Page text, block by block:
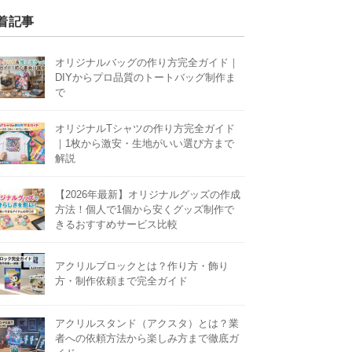
記事
オリジナルバッグの作り方完全ガイド｜
DIYからプロ品質のトートバッグ制作ま
で
オリジナルTシャツの作り方完全ガイド
｜1枚から激安・生地がいい選び方まで
解説
【2026年最新】オリジナルグッズの作成
方法！個人で1個から安くグッズ制作で
きるおすすめサービス比較
アクリルブロックとは？作り方・飾り
方・制作依頼まで完全ガイド
アクリルスタンド（アクスタ）とは？業
者への依頼方法から楽しみ方まで徹底ガ